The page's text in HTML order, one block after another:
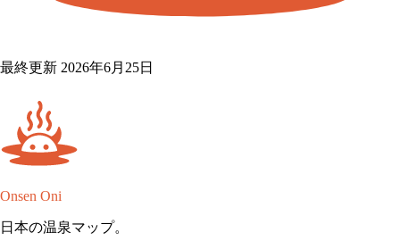
最終更新 2026年6月25日
Onsen Oni
日本の温泉マップ。